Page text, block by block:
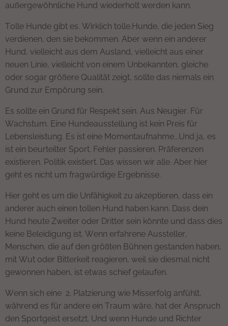
außergewöhnliche Hund wiederholt werden kann.
Tolle Hunde gibt es. Wirklich tolle.Hunde, die jeden Sieg
verdienen, den sie bekommen. Aber wenn ein anderer
Hund, vielleicht aus dem Ausland, vielleicht aus einer
neuen Linie, vielleicht von einem Unbekannten, gleiche
oder sogar größere Qualität zeigt, sollte das niemals ein
Grund zur Empörung sein.
Es sollte ein Grund für Respekt sein. Aus Neugier. Für
Wachstum. Eine Hundeausstellung ist kein Preis für
Lebensleistung. Es ist eine Momentaufnahme...Und ja, es
ist ein beurteilter Sport. Fehler passieren. Präferenzen
existieren. Politik existiert. Das wissen wir alle. Aber hier
geht es nicht um fragwürdige Ergebnisse.
Hier geht es um die Unfähigkeit zu akzeptieren, dass ein
anderer auch einen tollen Hund haben kann. Dass dein
Hund heute Zweiter oder Dritter sein könnte und dass dies
keine Beleidigung ist. Wenn erfahrene Aussteller,
Menschen, die auf den größten Bühnen gestanden haben,
mit Wut oder Bitterkeit reagieren, weil sie diesmal nicht
gewonnen haben, ist etwas schief gelaufen.
Wenn sich eine 2. Platzierung wie Misserfolg anfühlt,
während es für andere ein Traum wäre, hat der Anspruch
den Sportgeist ersetzt. Und wenn Hunde und Richter